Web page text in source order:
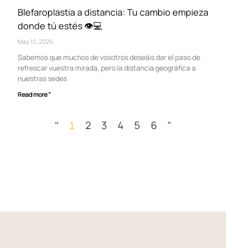
Blefaroplastia a distancia: Tu cambio empieza
donde tú estés 👁️💻
May 15, 2026
Sabemos que muchos de vosotros deseáis dar el paso de
refrescar vuestra mirada, pero la distancia geográfica a
nuestras sedes
Read more "
" 1 2 3 4 5 6 "